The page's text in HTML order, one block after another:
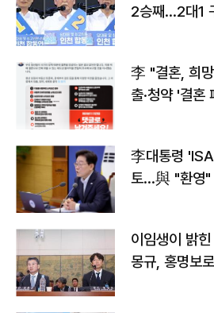
2승째…2대1
李 "결혼, 희
출·청약 '결혼
李대통령
토…與 "환영"
이임생이 밝
몽규, 홍명보